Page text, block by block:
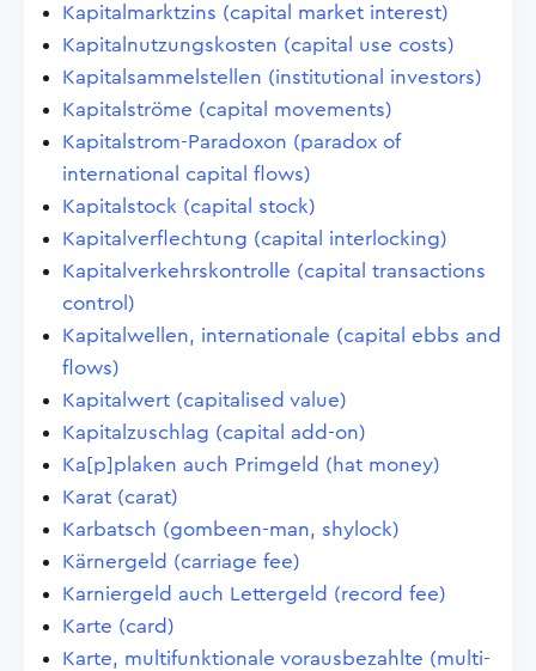
Kapitalmarktzins (capital market interest)
Kapitalnutzungskosten (capital use costs)
Kapitalsammelstellen (institutional investors)
Kapitalströme (capital movements)
Kapitalstrom-Paradoxon (paradox of
international capital flows)
Kapitalstock (capital stock)
Kapitalverflechtung (capital interlocking)
Kapitalverkehrskontrolle (capital transactions
control)
Kapitalwellen, internationale (capital ebbs and
flows)
Kapitalwert (capitalised value)
Kapitalzuschlag (capital add-on)
Ka[p]plaken auch Primgeld (hat money)
Karat (carat)
Karbatsch (gombeen-man, shylock)
Kärnergeld (carriage fee)
Karniergeld auch Lettergeld (record fee)
Karte (card)
Karte, multifunktionale vorausbezahlte (multi-